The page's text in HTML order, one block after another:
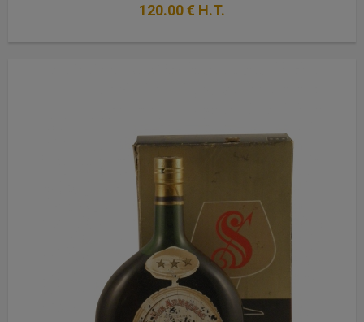
120.00€ H.T.